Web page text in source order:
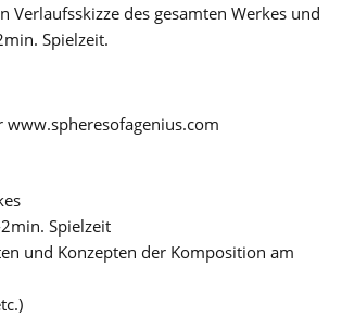
Verlaufsskizze des gesamten Werkes und
Spielzeit.
Spielzeit
und Konzepten der Komposition am